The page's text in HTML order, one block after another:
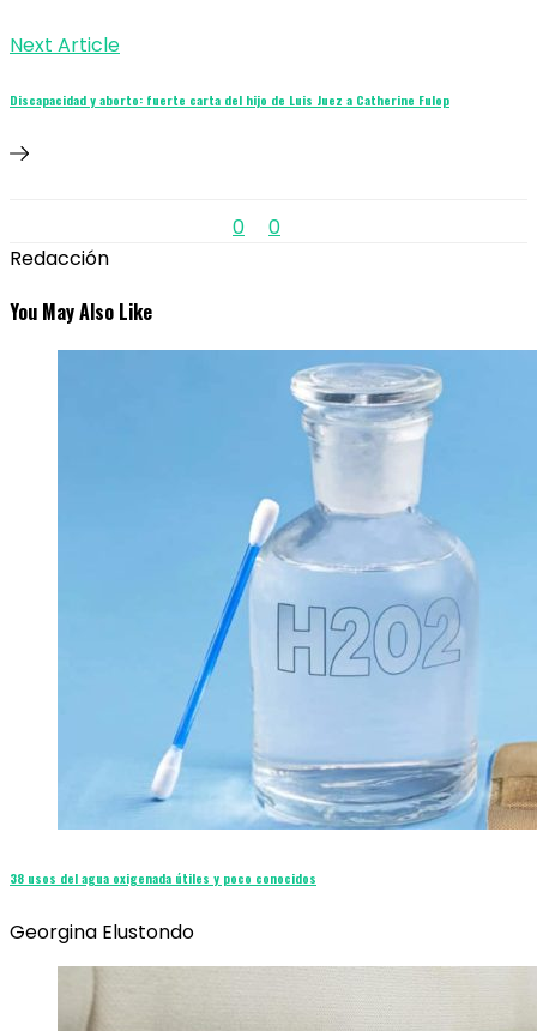
Next Article
Discapacidad y aborto: fuerte carta del hijo de Luis Juez a Catherine Fulop
0
0
Redacción
You May Also Like
38 usos del agua oxigenada útiles y poco conocidos
Georgina Elustondo